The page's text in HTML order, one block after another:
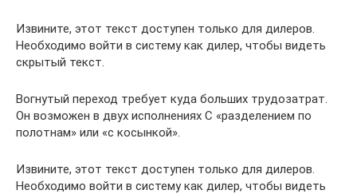
Извините, этот текст доступен только для дилеров.
Необходимо войти в систему как дилер, чтобы видеть
скрытый текст.
Вогнутый переход требует куда больших трудозатрат.
Он возможен в двух исполнениях С «разделением по
полотнам» или «с косынкой».
Извините, этот текст доступен только для дилеров.
Необходимо войти в систему как дилер, чтобы видеть